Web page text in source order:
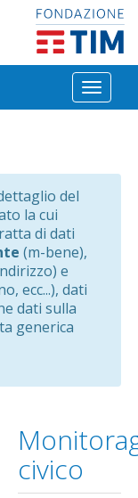
Toggle
del
la cui
di dati
(m-bene),
e
ecc...), dati
dati sulla
generica
civico